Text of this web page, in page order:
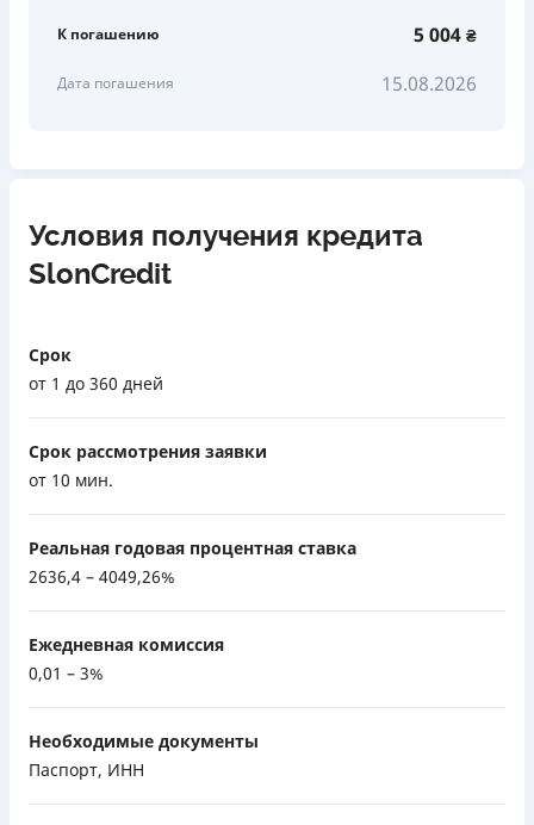
К погашению 5 004 ₴
Дата погашения 15.08.2026
Условия получения кредита
SlonCredit
Срок
от 1 до 360 дней
Срок рассмотрения заявки
от 10 мин.
Реальная годовая процентная ставка
2636,4 – 4049,26%
Ежедневная комиссия
0,01 – 3%
Необходимые документы
Паспорт, ИНН